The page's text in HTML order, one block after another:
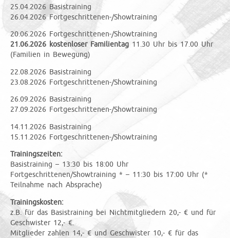
25.04.2026 Basistraining
26.04.2026 Fortgeschrittenen-/Showtraining
20.06.2026 Fortgeschrittenen-/Showtraining
21.06.2026 kostenloser Familientag 11.30 Uhr bis 17.00 Uhr
(Familien in Bewegung)
22.08.2026 Basistraining
23.08.2026 Fortgeschrittenen-/Showtraining
26.09.2026 Basistraining
27.09.2026 Fortgeschrittenen-/Showtraining
14.11.2026 Basistraining
15.11.2026 Fortgeschrittenen-/Showtraining
Trainingszeiten:
Basistraining – 13:30 bis 18:00 Uhr
Fortgeschrittenen/Showtraining * – 11:30 bis 17:00 Uhr (*
Teilnahme nach Absprache)
Trainingskosten:
z.B. für das Basistraining bei Nichtmitgliedern 20,- € und für
Geschwister 12,- €.
Mitglieder zahlen 14,- € und Geschwister 10,- € für das